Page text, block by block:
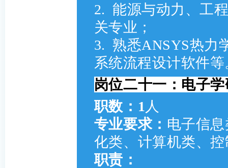
2. 能源与动力、工
关专业；
3. 熟悉ANSYS热力
系统流程设计软件等
岗位二十一：电子
职数：1 人
专业要求： 电子信
化类、计算机类、
职责：